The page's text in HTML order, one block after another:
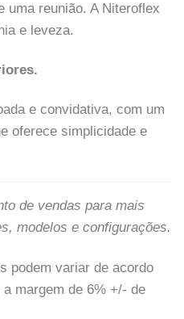
uma reunião. A Niteroflex
e leveza.
e convidativa, com um
oferece simplicidade e
de vendas para mais
modelos e configurações.
podem variar de acordo
margem de 6% +/- de